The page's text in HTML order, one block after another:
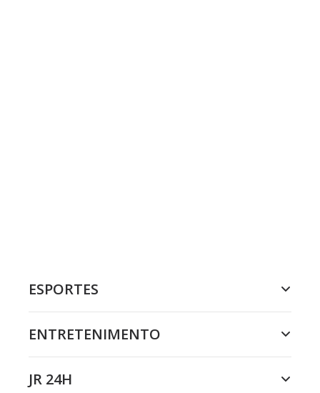
ESPORTES
ENTRETENIMENTO
JR 24H